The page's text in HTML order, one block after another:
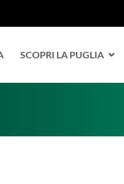
SCOPRI LA PUGLIA